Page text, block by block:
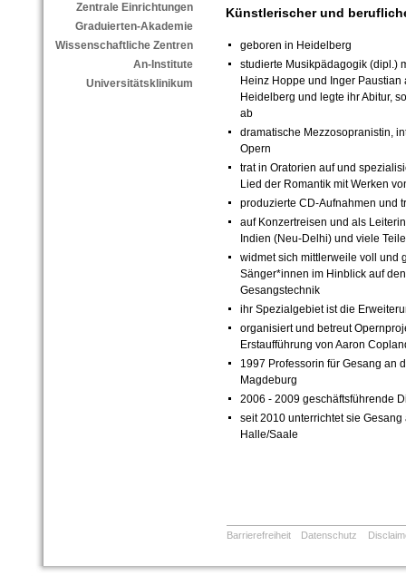
Zentrale Einrichtungen
Graduierten-Akademie
Wissenschaftliche Zentren
An-Institute
Universitätsklinikum
Künstlerischer und
geboren in Heidelberg
studierte Musikpädagogik (dipl.)
Heinz Hoppe und Inger
Heidelberg und legte ihr Abitur,
ab
dramatische Mezzosopranistin,
Opern
trat in Oratorien auf und
Lied der Romantik mit Werken
produzierte CD-Aufnahmen und
auf Konzertreisen und als
Indien (Neu-Delhi) und viele
widmet sich mittlerweile voll und
Sänger*innen im Hinblick auf
Gesangstechnik
ihr Spezialgebiet ist die
organisiert und betreut
Erstaufführung von Aaron
1997 Professorin für Gesang an
Magdeburg
2006 - 2009 geschäftsführende
seit 2010 unterrichtet sie
Halle/Saale
Barrierefreiheit Datenschutz